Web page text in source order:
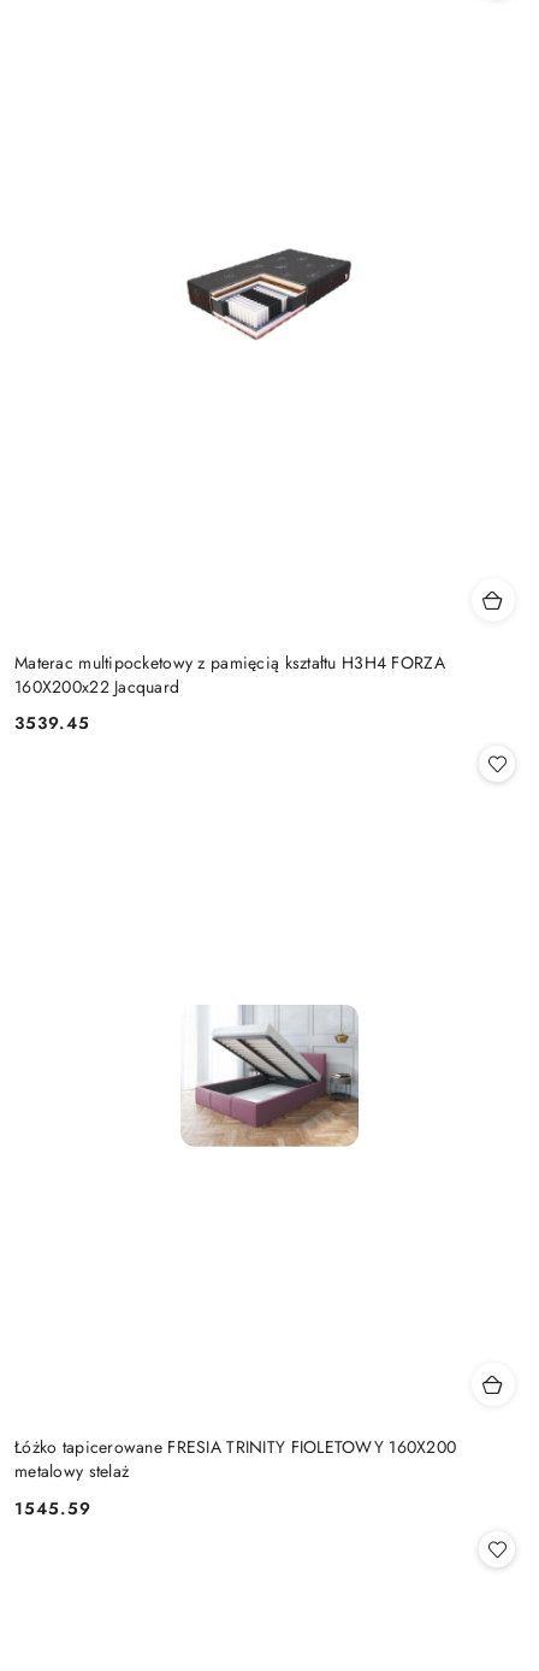
Materac multipocketowy z pamięcią kształtu H3H4 FORZA
160X200x22 Jacquard
Cena:
3539.45
Łóżko tapicerowane FRESIA TRINITY FIOLETOWY 160X200
metalowy stelaż
Cena:
1545.59